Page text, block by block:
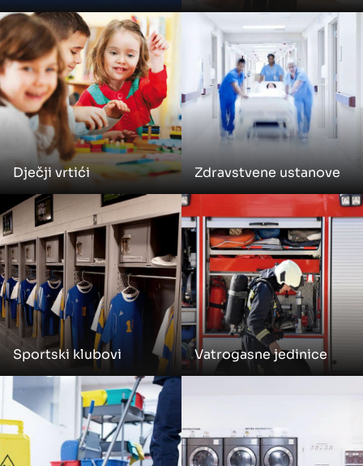
Dječji vrtići Zdravstvene ustanove
Sportski klubovi Vatrogasne jedinice